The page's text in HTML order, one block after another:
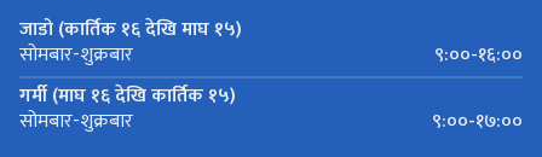
जाडो (कार्तिक १६ देखि माघ १५)
सोमबार-शुक्रबार
९:००-१६:००
गर्मी (माघ १६ देखि कार्तिक १५)
सोमबार-शुक्रबार ९:००-१७:००